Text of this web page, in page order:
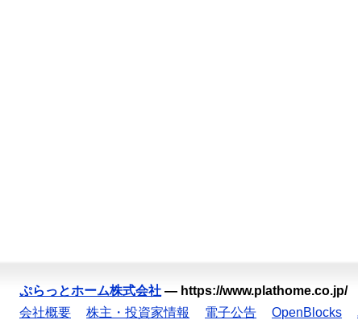
ぷらっとホーム株式会社 — https://www.plathome.co.jp/
会社概要
株主・投資家情報 電子公告 OpenBlocks